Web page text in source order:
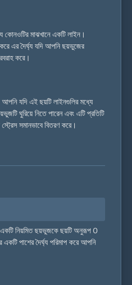
কোনওটির মাঝখানে একটি লাইন।
এর দৈর্ঘ্য যদি আপনি ছয়ভুজের
করে।
আপনি যদি এই ছয়টি লাইনগুলির মধ্যে
ঘুরিয়ে নিতে পারেন এবং এটি প্রতিটি
সমানভাবে বিতরণ করে।
নিয়মিত ছয়ভুজকে ছয়টি অনুরূপ 0
পাশের দৈর্ঘ্য পরিমাপ করে আপনি